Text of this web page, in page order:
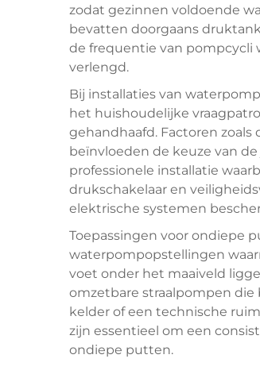
zodat gezinnen voldoende
bevatten doorgaans
de frequentie van pompcycli
verlengd.
Bij installaties van
het huishoudelijke
gehandhaafd. Factoren
beïnvloeden de keuze van
professionele installatie
drukschakelaar en
elektrische systemen
Toepassingen voor ondiepe
waterpompopstellingen
voet onder het maaiveld
omzetbare straalpompen
kelder of een technische
zijn essentieel om een
ondiepe putten.